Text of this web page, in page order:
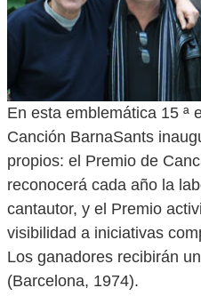
En esta emblemática 15 ª
Canción BarnaSants
propios: el Premio de
reconocerá cada año la
cantautor, y el Premio
visibilidad a iniciativas
Los ganadores recibirán
(Barcelona, 1974).